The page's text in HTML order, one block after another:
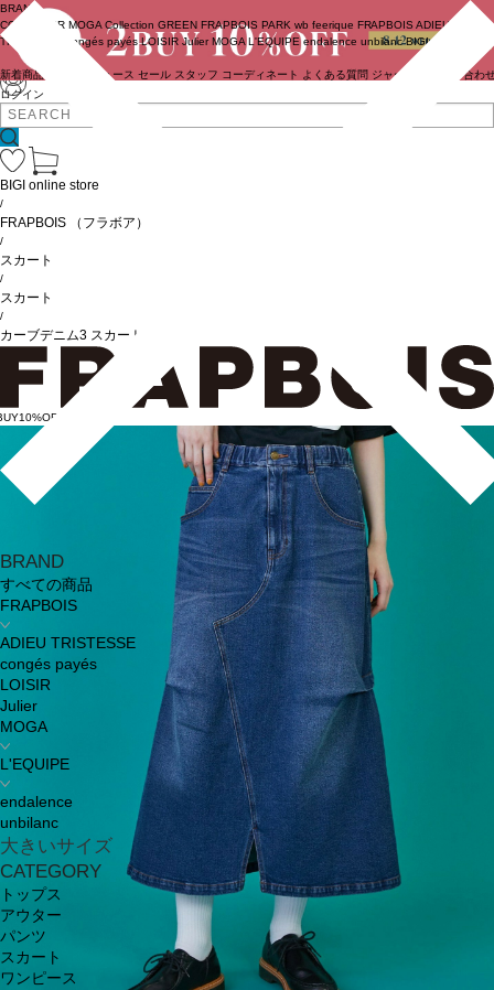
ログイン
BRAND
COUTURIER MOGA Collection GREEN FRAPBOIS PARK wb feerique FRAPBOIS ADIEU
TRISTESSE
congés payés LOISIR Julier MOGA L'EQUIPE endalence unbilanc BIGI online store
新着商品 ニュース セール スタッフ コーディネート よくある質問 ジャーナル お問い合わ
BRAND
すべての商品
FRAPBOIS
ADIEU TRISTESSE
congés payés
LOISIR
Julier
MOGA
L'EQUIPE
endalence
unbilanc
大きいサイズ
CATEGORY
トップス
アウター
パンツ
スカート
ワンピース
BIGI online store
/
FRAPBOIS （フラボア）
/
スカート
/
スカート
/
カーブデニム3 スカート